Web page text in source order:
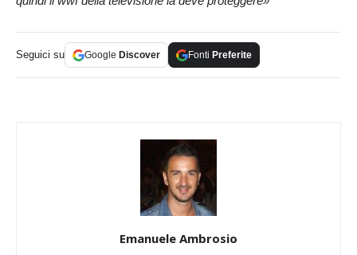
Seguici su Google Discover Fonti Preferite
Emanuele Ambrosio